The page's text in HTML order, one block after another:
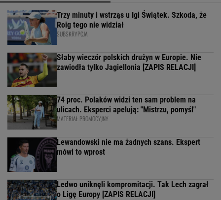
Trzy minuty i wstrząs u Igi Świątek. Szkoda, że
Roig tego nie widział
SUBSKRYPCJA
Słaby wieczór polskich drużyn w Europie. Nie
zawiodła tylko Jagiellonia [ZAPIS RELACJI]
74 proc. Polaków widzi ten sam problem na
ulicach. Eksperci apelują: "Mistrzu, pomyśl"
MATERIAŁ PROMOCYJNY
Lewandowski nie ma żadnych szans. Ekspert
mówi to wprost
Ledwo uniknęli kompromitacji. Tak Lech zagrał
o Ligę Europy [ZAPIS RELACJI]